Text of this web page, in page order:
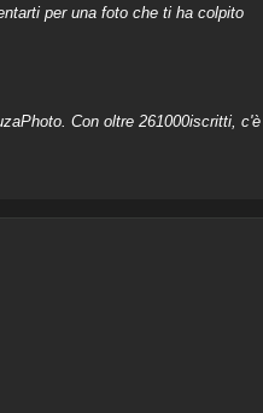
per una foto che ti ha colpito
Con oltre 261000iscritti, c'è